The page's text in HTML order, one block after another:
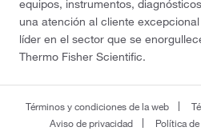
equipos, instrumentos,
una atención al cliente
líder en el sector que se
Thermo Fisher Scientific.
Términos y condiciones de la web
Aviso de privacidad
Política